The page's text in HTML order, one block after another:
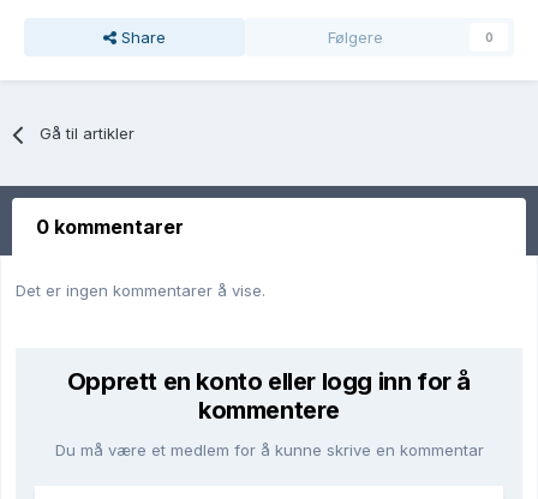
Share Følgere 0
Gå til artikler
0 kommentarer
Det er ingen kommentarer å vise.
Opprett en konto eller logg inn for å
kommentere
Du må være et medlem for å kunne skrive en kommentar